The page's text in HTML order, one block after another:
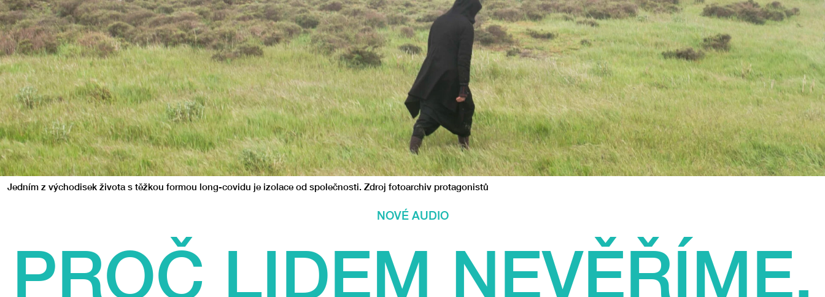
Jedním z východisek života s těžkou formou long-covidu je izolace od společnosti. Zdroj fotoarchiv protagonistů
NOVÉ AUDIO
PROČ LIDEM NEVĚŘÍME,